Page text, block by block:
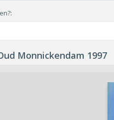
Monnickendam 1997